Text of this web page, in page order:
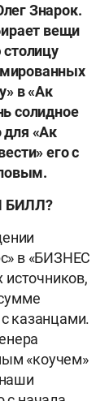
Знарок.
вещи
в «Ак
солидное
для «Ак
его с
в «БИЗНЕС
источников,
казанцами.
«коучем»